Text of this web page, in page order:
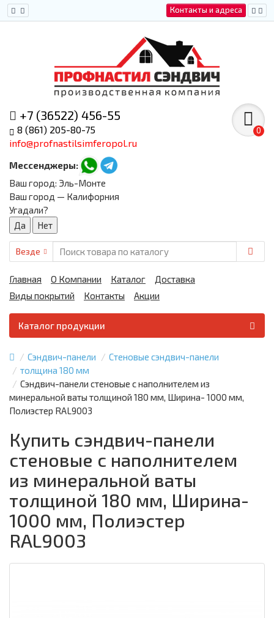
Контакты и адреса
+7 (36522) 456-55
8 (861) 205-80-75
info@profnastilsimferopol.ru
Мессенджеры:
0
Ваш город: Эль-Монте
Ваш город — Калифорния
Угадали?
Везде
Главная О Компании Каталог
Доставка
Виды покрытий
Контакты Акции
Каталог продукции
Сэндвич-панели
Стеновые сэндвич-панели
толщина 180 мм
Сэндвич-панели стеновые с наполнителем из
минеральной ваты толщиной 180 мм, Ширина- 1000 мм,
Полиэстер RAL9003
Купить сэндвич-панели
стеновые с наполнителем
из минеральной ваты
толщиной 180 мм, Ширина-
1000 мм, Полиэстер
RAL9003